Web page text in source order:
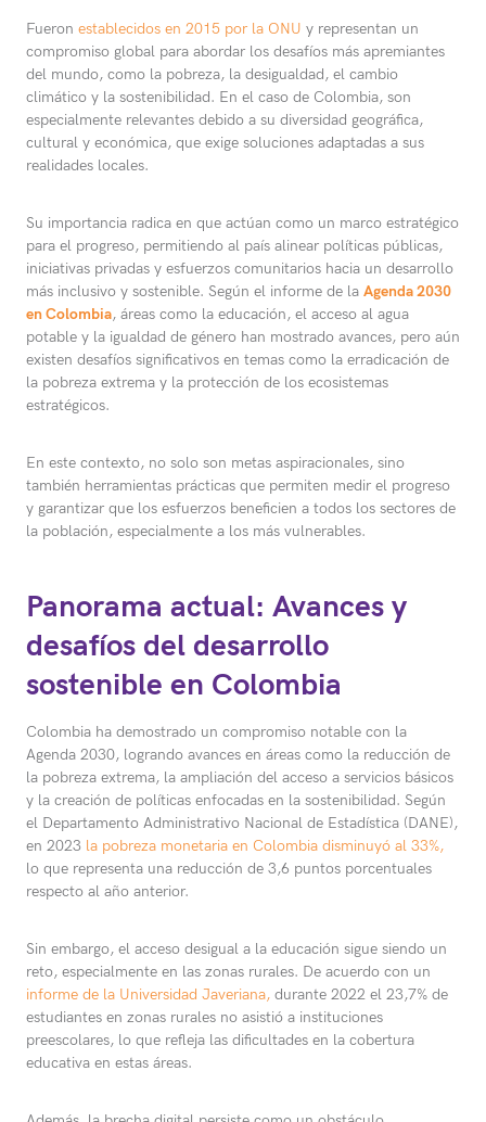
Fueron establecidos en 2015 por la ONU y representan un
compromiso global para abordar los desafíos más apremiantes
del mundo, como la pobreza, la desigualdad, el cambio
climático y la sostenibilidad. En el caso de Colombia, son
especialmente relevantes debido a su diversidad geográfica,
cultural y económica, que exige soluciones adaptadas a sus
realidades locales.
Su importancia radica en que actúan como un marco estratégico
para el progreso, permitiendo al país alinear políticas públicas,
iniciativas privadas y esfuerzos comunitarios hacia un desarrollo
más inclusivo y sostenible. Según el informe de la Agenda 2030
en Colombia, áreas como la educación, el acceso al agua
potable y la igualdad de género han mostrado avances, pero aún
existen desafíos significativos en temas como la erradicación de
la pobreza extrema y la protección de los ecosistemas
estratégicos.
En este contexto, no solo son metas aspiracionales, sino
también herramientas prácticas que permiten medir el progreso
y garantizar que los esfuerzos beneficien a todos los sectores de
la población, especialmente a los más vulnerables.
Panorama actual: Avances y
desafíos del desarrollo
sostenible en Colombia
Colombia ha demostrado un compromiso notable con la
Agenda 2030, logrando avances en áreas como la reducción de
la pobreza extrema, la ampliación del acceso a servicios básicos
y la creación de políticas enfocadas en la sostenibilidad. Según
el Departamento Administrativo Nacional de Estadística (DANE),
en 2023 la pobreza monetaria en Colombia disminuyó al 33%,
lo que representa una reducción de 3,6 puntos porcentuales
respecto al año anterior.
Sin embargo, el acceso desigual a la educación sigue siendo un
reto, especialmente en las zonas rurales. De acuerdo con un
informe de la Universidad Javeriana, durante 2022 el 23,7% de
estudiantes en zonas rurales no asistió a instituciones
preescolares, lo que refleja las dificultades en la cobertura
educativa en estas áreas.